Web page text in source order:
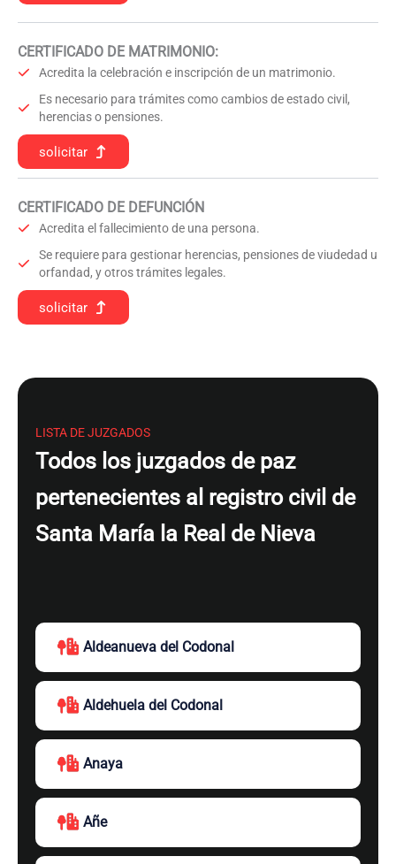
CERTIFICADO DE MATRIMONIO:
Acredita la celebración e inscripción de un matrimonio.
Es necesario para trámites como cambios de estado civil,
herencias o pensiones.
solicitar
CERTIFICADO DE DEFUNCIÓN
Acredita el fallecimiento de una persona.
Se requiere para gestionar herencias, pensiones de viudedad u
orfandad, y otros trámites legales.
solicitar
LISTA DE JUZGADOS
Todos los juzgados de paz
pertenecientes al registro civil de
Santa María la Real de Nieva
Aldeanueva del Codonal
Aldehuela del Codonal
Anaya
Añe